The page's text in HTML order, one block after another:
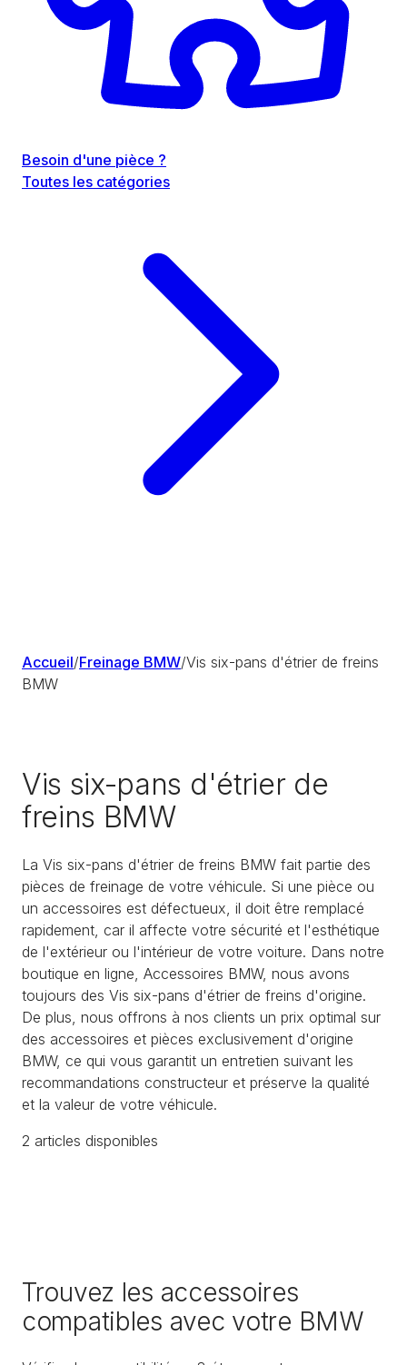
Besoin d'une pièce ?
Toutes les catégories
Accueil/Freinage BMW/Vis six-pans d'étrier de freins
BMW
Vis six-pans d'étrier de
freins BMW
La Vis six-pans d'étrier de freins BMW fait partie des
pièces de freinage de votre véhicule. Si une pièce ou
un accessoires est défectueux, il doit être remplacé
rapidement, car il affecte votre sécurité et l'esthétique
de l'extérieur ou l'intérieur de votre voiture. Dans notre
boutique en ligne, Accessoires BMW, nous avons
toujours des Vis six-pans d'étrier de freins d'origine.
De plus, nous offrons à nos clients un prix optimal sur
des accessoires et pièces exclusivement d'origine
BMW, ce qui vous garantit un entretien suivant les
recommandations constructeur et préserve la qualité
et la valeur de votre véhicule.
2 articles disponibles
Trouvez les accessoires
compatibles avec votre BMW